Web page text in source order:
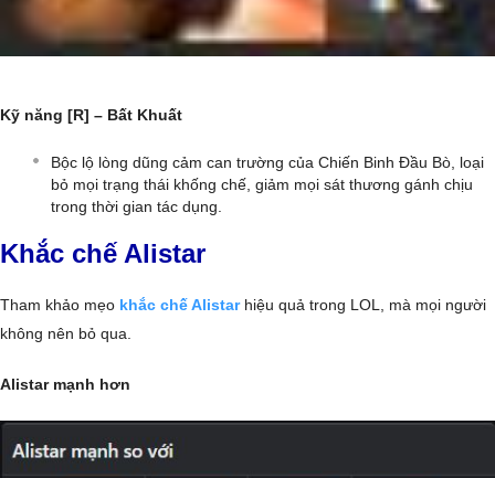
Kỹ năng [R] – Bất Khuất
Bộc lộ lòng dũng cảm can trường của Chiến Binh Đầu Bò, loại
bỏ mọi trạng thái khống chế, giảm mọi sát thương gánh chịu
trong thời gian tác dụng.
Khắc chế Alistar
Tham khảo mẹo khắc chế Alistarhiệu quả trong LOL, mà mọi người
không nên bỏ qua.
Alistar mạnh hơn